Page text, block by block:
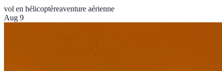
vol en hélicoptèreaventure aérienne
Aug 9